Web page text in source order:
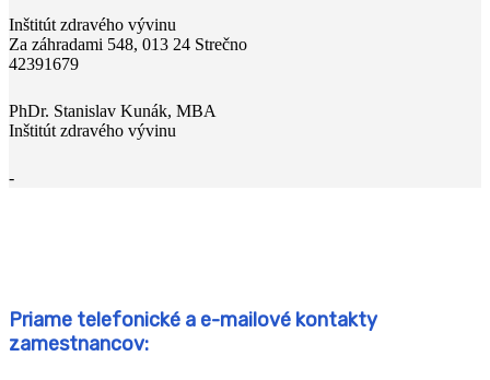
Inštitút zdravého vývinu
Za záhradami 548, 013 24 Strečno
42391679
PhDr. Stanislav Kunák, MBA
Inštitút zdravého vývinu
-
Priame telefonické a e-mailové kontakty
zamestnancov: